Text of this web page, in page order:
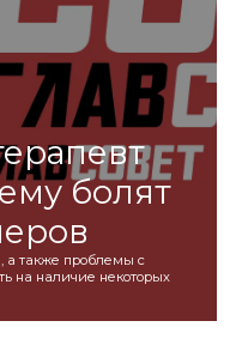
болят
а также проблемы с
на наличие некоторых